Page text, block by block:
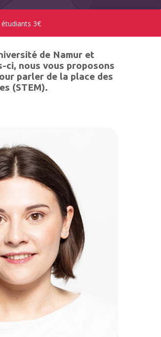
3€
de Namur et
ci, nous vous proposons
parler de la place des
(STEM).